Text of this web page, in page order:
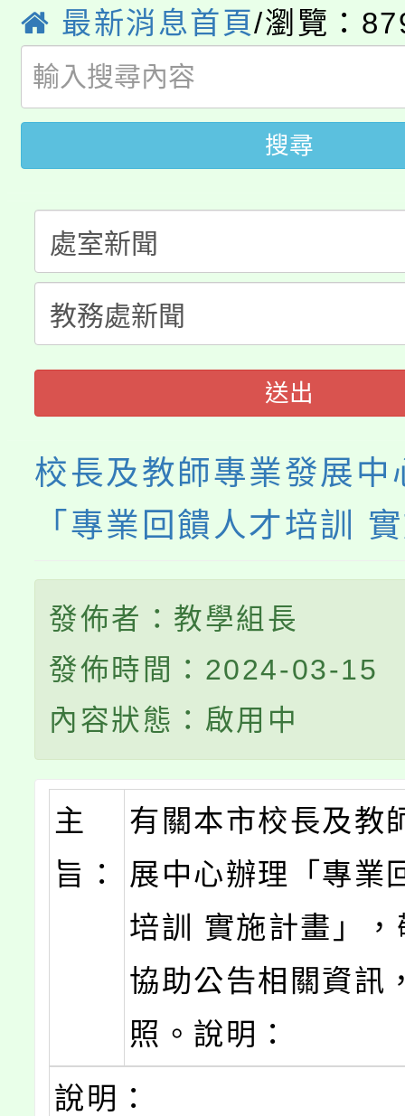
系所師生報名參加。
學籍身 分審查程序及
版
淨零綠領人才培育課程
公告本校115學年度第
代理(課)教師甄選結果(
「2026金融保險知識
桃園市115學年度學生
生本土語及新住民語歌
代理(課)教師甄選結果(
公告本校115學年度第
代理(課)教師甄選結果(
轉知中國文化大學推廣
《TA101》溝通分析基
程，歡迎學生輔導中心
系所師生報名參加。
最新消息首頁/瀏覽：
搜尋
送出
校長及教師專業發展中
「專業回饋人才培訓
發佈者：教學組長
發佈時間：2024-03-15
內容狀態：啟用中
主
旨：
有關本市校長及教
展中心辦理「專業
培訓 實施計畫」
協助公告相關資訊
照。說明：
說明：